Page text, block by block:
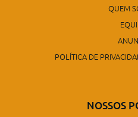
QUEM
POLÍTICA DE
NOSSOS